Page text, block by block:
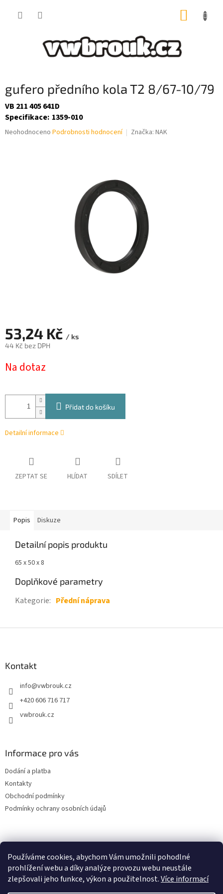
Používáme cookies, abychom Vám umožnili pohodlné
prohlížení webu a díky analýze provozu webu neustále
zlepšovali jeho funkce, výkon a použitelnost.Více informací
gufero předního kola T2 8/67-10/79
VB 211 405 641D
Specifikace: 1359-010
Průměrné
Neohodnoceno Podrobnosti hodnocení Značka: NAK
53,24 Kč / ks
44 Kč bez DPH
cena:
Na dotaz
Přidat do košíku
Detailní informace
ZEPTAT SE HLÍDAT SDÍLET
Popis Diskuze
Detailní popis produktu
65 x 50 x 8
Doplňkové parametry
Kategorie: Přední náprava
Kontakt
info@vwbrouk.cz
+420 606 716 717
vwbrouk.cz
Informace pro vás
Dodání a platba
Kontakty
Obchodní podmínky
Podmínky ochrany osobních údajů